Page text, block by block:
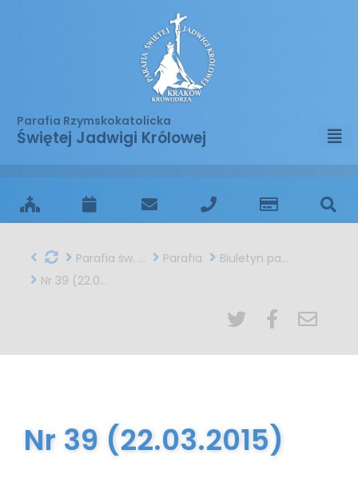
Parafia Rzymskokatolicka
Świętej Jadwigi Królowej
Parafia św. Jadwigi w Krakowie Parafia
Biuletyn parafialny
Nr 39 (22.03.2015)
Nr 39 (22.03.2015)